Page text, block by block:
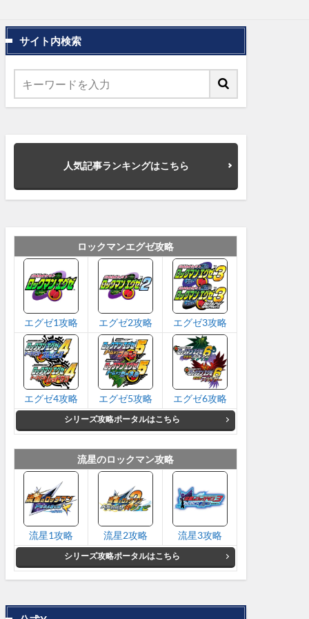
サイト内検索
人気記事ランキングはこちら
ロックマンエグゼ攻略
エグゼ1攻略 エグゼ2攻略 エグゼ3攻略
エグゼ4攻略 エグゼ5攻略 エグゼ6攻略
シリーズ攻略ポータルはこちら
流星のロックマン攻略
流星1攻略 流星2攻略 流星3攻略
シリーズ攻略ポータルはこちら